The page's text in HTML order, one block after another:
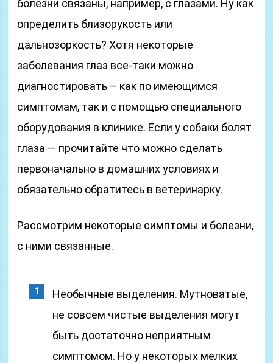
болезни связаны, например, с глазами. Ну как
определить близорукость или
дальнозоркость? Хотя некоторые
заболевания глаз все-таки можно
диагностировать – как по имеющимся
симптомам, так и с помощью специального
оборудования в клинике. Если у собаки болят
глаза — прочитайте что можно сделать
первоначально в домашних условиях и
обязательно обратитесь в ветеринарку.
Рассмотрим некоторые симптомы и болезни,
с ними связанные.
Необычные выделения. Мутноватые,
не совсем чистые выделения могут
быть достаточно неприятным
симптомом. Но у некоторых мелких